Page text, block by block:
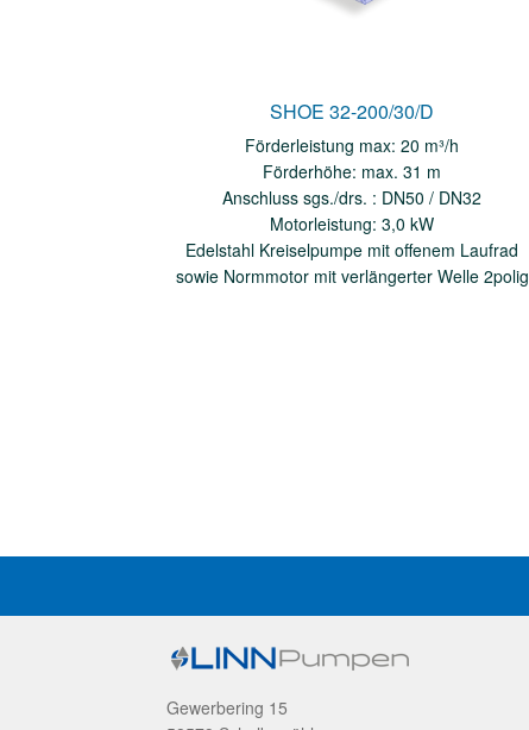
SHOE 32-200/30/D
Förderleistung max: 20 m³/h
Förderhöhe: max. 31 m
Anschluss sgs./drs. : DN50 / DN32
Motorleistung: 3,0 kW
Edelstahl Kreiselpumpe mit offenem Laufrad
sowie Normmotor mit verlängerter Welle 2polig
Gewerbering 15